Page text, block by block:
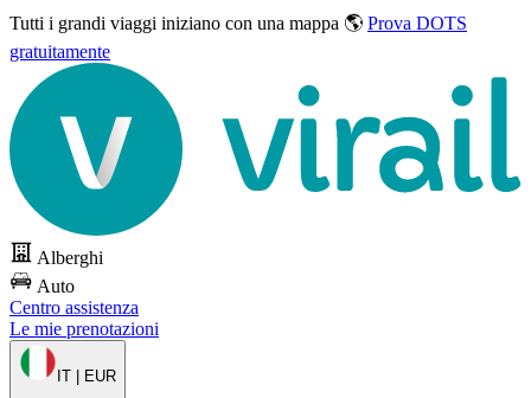
Tutti i grandi viaggi iniziano con una mappa 🌎 Prova DOTS
gratuitamente
Alberghi
Auto
Centro assistenza
Le mie prenotazioni
IT | EUR